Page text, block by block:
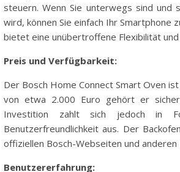
steuern. Wenn Sie unterwegs sind und
wird, können Sie einfach Ihr Smartphone
bietet eine unübertroffene Flexibilität und
Preis und Verfügbarkeit:
Der Bosch Home Connect Smart Oven
von etwa 2.000 Euro gehört er
Investition zahlt sich jedoch in
Benutzerfreundlichkeit aus. Der
offiziellen Bosch-Webseiten und
Benutzererfahrung: